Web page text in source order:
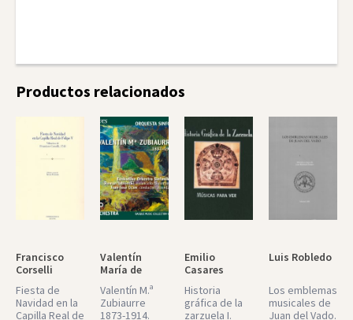
Productos relacionados
Francisco
Corselli
Fiesta de
Navidad en la
Capilla Real de
Valentín
María de
Zubiaurre
Valentín M.ª
Zubiaurre
1873-1914.
Emilio
Casares
Historia
gráfica de la
zarzuela I.
Luis Robledo
Los emblemas
musicales de
Juan del Vado.